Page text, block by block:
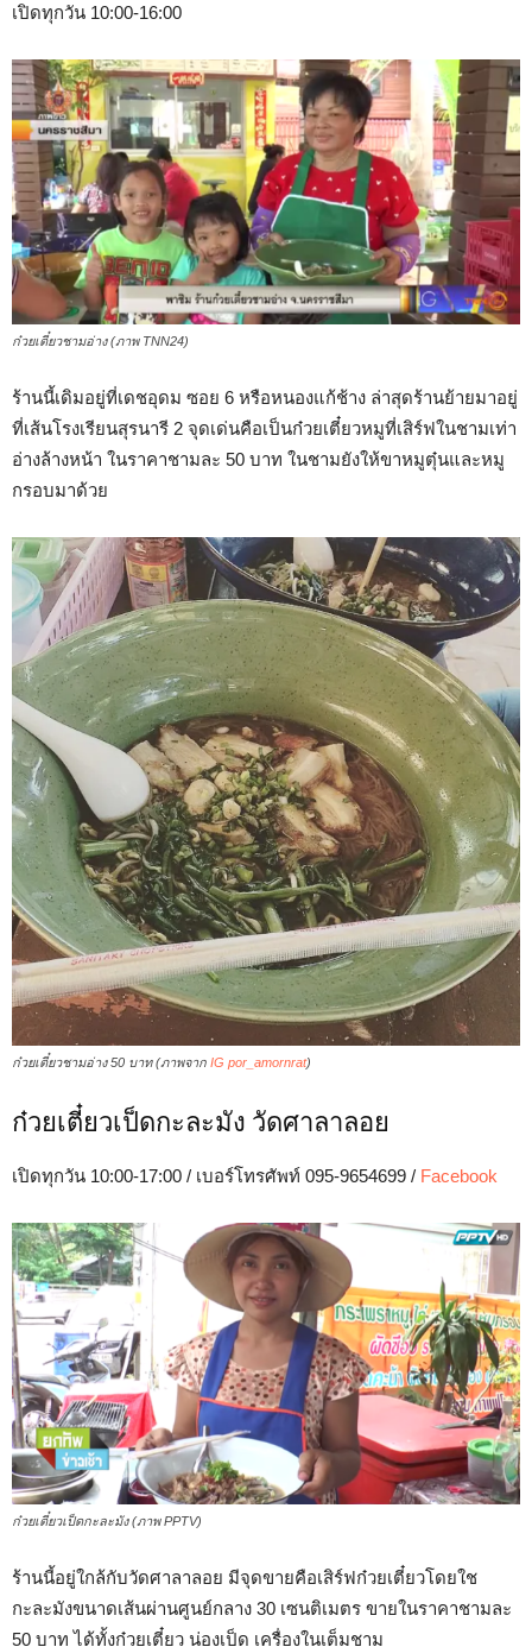
เปิดทุกวัน 10:00-16:00
ก๋วยเตี๋ยวชามอ่าง (ภาพ TNN24)
ร้านนี้เดิมอยู่ที่เดชอุดม ซอย 6 หรือหนองแก้ช้าง ล่าสุดร้านย้ายมาอยู่
ที่เส้นโรงเรียนสุรนารี 2 จุดเด่นคือเป็นก๋วยเตี๋ยวหมูที่เสิร์ฟในชามเท่า
อ่างล้างหน้า ในราคาชามละ 50 บาท ในชามยังให้ขาหมูตุ๋นและหมู
กรอบมาด้วย
ก๋วยเตี๋ยวชามอ่าง 50 บาท (ภาพจาก IG por_amornrat)
ก๋วยเตี๋ยวเป็ดกะละมัง วัดศาลาลอย
เปิดทุกวัน 10:00-17:00 / เบอร์โทรศัพท์ 095-9654699 / Facebook
ก๋วยเตี๋ยวเป็ดกะละมัง (ภาพ PPTV)
ร้านนี้อยู่ใกล้กับวัดศาลาลอย มีจุดขายคือเสิร์ฟก๋วยเตี๋ยวโดยใช
กะละมังขนาดเส้นผ่านศูนย์กลาง 30 เซนติเมตร ขายในราคาชามละ
50 บาท ได้ทั้งก๋วยเตี๋ยว น่องเป็ด เครื่องในเต็มชาม